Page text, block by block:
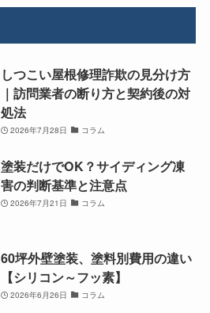
しつこい屋根修理詐欺の見分け方
｜訪問業者の断り方と契約後の対
処法
2026年7月28日 コラム
塗装だけでOK？サイディング凍
害の判断基準と注意点
2026年7月21日 コラム
60坪外壁塗装、塗料別費用の違い
【シリコン～フッ素】
2026年6月26日 コラム